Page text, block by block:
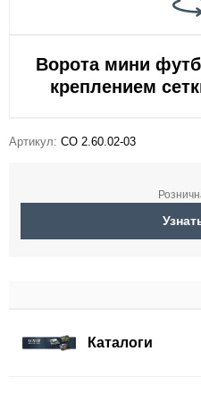
Ворота мини
креплением
Артикул: СО 2.60.02-03
Каталоги